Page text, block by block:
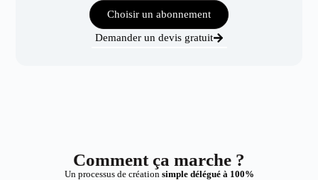
Choisir un abonnement
Demander un devis gratuit
Comment ça marche ?
Un processus de création simple délégué à 100%